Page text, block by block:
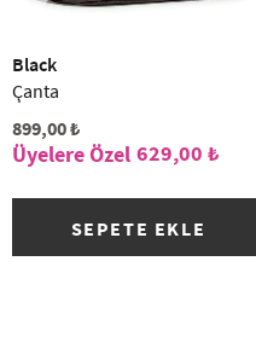
Black
Çanta
899,00 ₺
629,00 ₺
SEPETE EKLE